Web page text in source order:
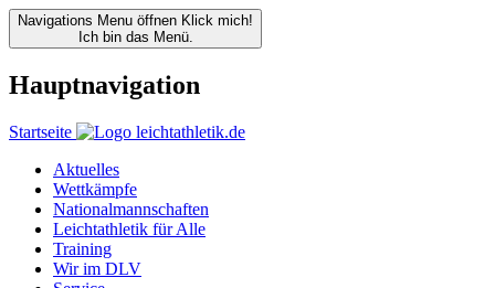
Navigations Menu öffnen Klick mich!
Ich bin das Menü.
Hauptnavigation
Startseite
Aktuelles
Wettkämpfe
Nationalmannschaften
Leichtathletik für Alle
Training
Wir im DLV